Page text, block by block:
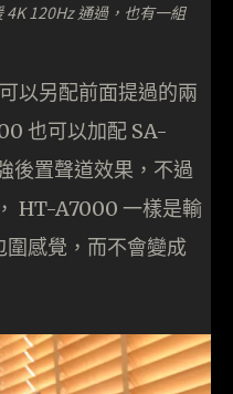
120Hz 通過，也有一組
以另配前面提過的兩
也可以加配 SA-
後置聲道效果，不過
HT-A7000 一樣是輸
圍感覺，而不會變成